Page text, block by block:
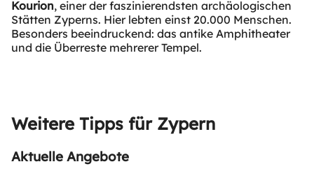
Kourion, einer der faszinierendsten archäologischen
Stätten Zyperns. Hier lebten einst 20.000 Menschen.
Besonders beeindruckend: das antike Amphitheater
und die Überreste mehrerer Tempel.
Weitere Tipps für Zypern
Aktuelle Angebote